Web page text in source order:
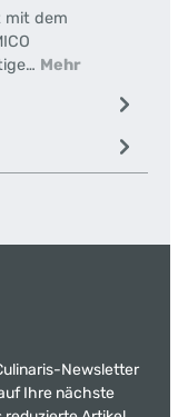
mit dem
Mehr
Newsletter
Ihre nächste